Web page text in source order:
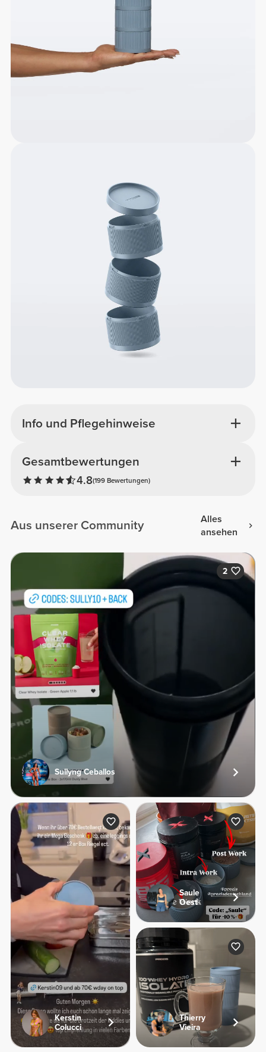
Info und Pflegehinweise
Gesamtbewertungen
4.8(199 Bewertungen)
Aus unserer Community
Alles
ansehen
2
Sullyng Ceballos
Kerstin
Colucci
Saule
Oest
Thierry
Vieira